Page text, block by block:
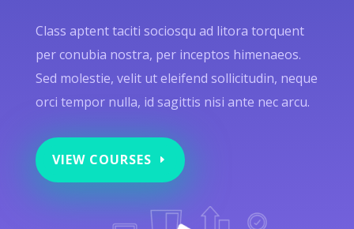
Class aptent taciti sociosqu ad litora torquent
per conubia nostra, per inceptos himenaeos.
Sed molestie, velit ut eleifend sollicitudin, neque
orci tempor nulla, id sagittis nisi ante nec arcu.
VIEW COURSES